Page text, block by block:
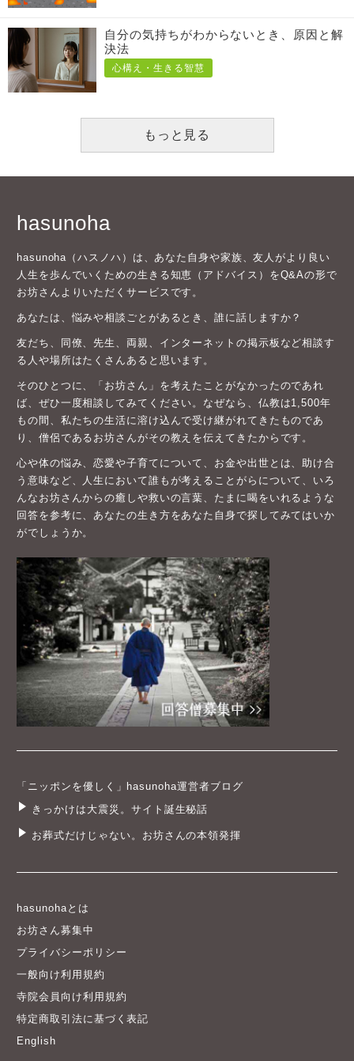
自分の気持ちがわからないとき、原因と解
決法
心構え・生きる智慧
もっと見る
hasunoha
hasunoha（ハスノハ）は、あなた自身や家族、友人がより良い
人生を歩んでいくための生きる知恵（アドバイス）をQ&Aの形で
お坊さんよりいただくサービスです。
あなたは、悩みや相談ごとがあるとき、誰に話しますか？
友だち、同僚、先生、両親、インターネットの掲示板など相談す
る人や場所はたくさんあると思います。
そのひとつに、「お坊さん」を考えたことがなかったのであれ
ば、ぜひ一度相談してみてください。なぜなら、仏教は1,500年
もの間、私たちの生活に溶け込んで受け継がれてきたものであ
り、僧侶であるお坊さんがその教えを伝えてきたからです。
心や体の悩み、恋愛や子育てについて、お金や出世とは、助け合
う意味など、人生において誰もが考えることがらについて、いろ
んなお坊さんからの癒しや救いの言葉、たまに喝をいれるような
回答を参考に、あなたの生き方をあなた自身で探してみてはいか
がでしょうか。
「ニッポンを優しく」hasunoha運営者ブログ
きっかけは大震災。サイト誕生秘話
お葬式だけじゃない。お坊さんの本領発揮
hasunohaとは
お坊さん募集中
プライバシーポリシー
一般向け利用規約
寺院会員向け利用規約
特定商取引法に基づく表記
English